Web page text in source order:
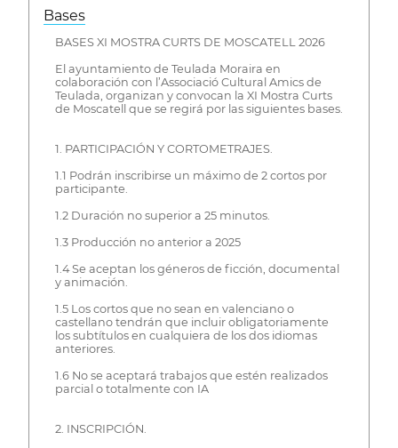
Bases
BASES XI MOSTRA CURTS DE MOSCATELL 2026
El ayuntamiento de Teulada Moraira en
colaboración con l’Associació Cultural Amics de
Teulada, organizan y convocan la XI Mostra Curts
de Moscatell que se regirá por las siguientes bases.
1. PARTICIPACIÓN Y CORTOMETRAJES.
1.1 Podrán inscribirse un máximo de 2 cortos por
participante.
1.2 Duración no superior a 25 minutos.
1.3 Producción no anterior a 2025
1.4 Se aceptan los géneros de ficción, documental
y animación.
1.5 Los cortos que no sean en valenciano o
castellano tendrán que incluir obligatoriamente
los subtítulos en cualquiera de los dos idiomas
anteriores.
1.6 No se aceptará trabajos que estén realizados
parcial o totalmente con IA
2. INSCRIPCIÓN.